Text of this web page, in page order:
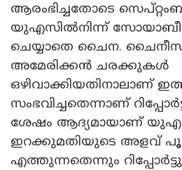
ആരംഭിച്ചതോടെ
യുഎസിൽനിന്ന്
ചെയ്യാതെ ചൈന. ചൈനീസ്
അമേരിക്കൻ ചരക്കുകൾ
ഒഴിവാക്കിയതിനാലാണ്
സംഭവിച്ചതെന്നാണ്
ശേഷം ആദ്യമായാണ്
ഇറക്കുമതിയുടെ അളവ്
എത്തുന്നതെന്നും